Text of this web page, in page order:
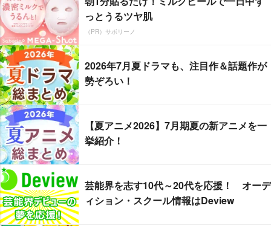
っとうるツヤ肌
（PR）サボリーノ
2026年7月夏ドラマも、注目作＆話題作が
勢ぞろい！
【夏アニメ2026】7月期夏の新アニメを一
挙紹介！
芸能界を志す10代～20代を応援！ オーデ
ィション・スクール情報はDeview